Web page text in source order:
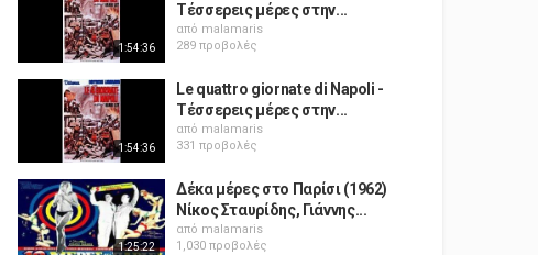
1:54:36
Τέσσερεις μέρες στην...
από malamaris
289 προβολές
1:54:36
Le quattro giornate di Napoli -
Τέσσερεις μέρες στην...
από malamaris
331 προβολές
1:25:22
Δέκα μέρες στο Παρίσι (1962)
Νίκος Σταυρίδης, Γιάννης...
από malamaris
1,030 προβολές